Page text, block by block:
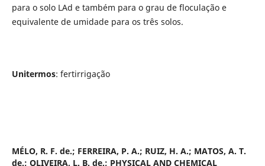
para o solo LAd e também para o grau de floculação e
equivalente de umidade para os três solos.
Unitermos: fertirrigação
MÉLO, R. F. de.; FERREIRA, P. A.; RUIZ, H. A.; MATOS, A. T.
de.; OLIVEIRA, L. B. de.; PHYSICAL AND CHEMICAL